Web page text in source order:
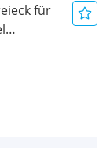
für